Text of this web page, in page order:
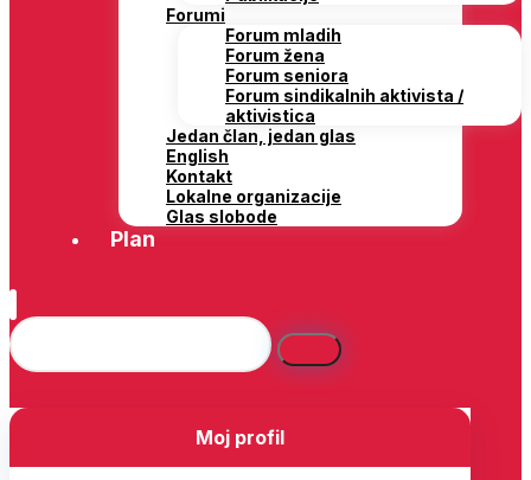
Forumi
Forum mladih
Forum žena
Forum seniora
Forum sindikalnih aktivista /
aktivistica
Jedan član, jedan glas
English
Kontakt
Lokalne organizacije
Glas slobode
Plan
Moj profil